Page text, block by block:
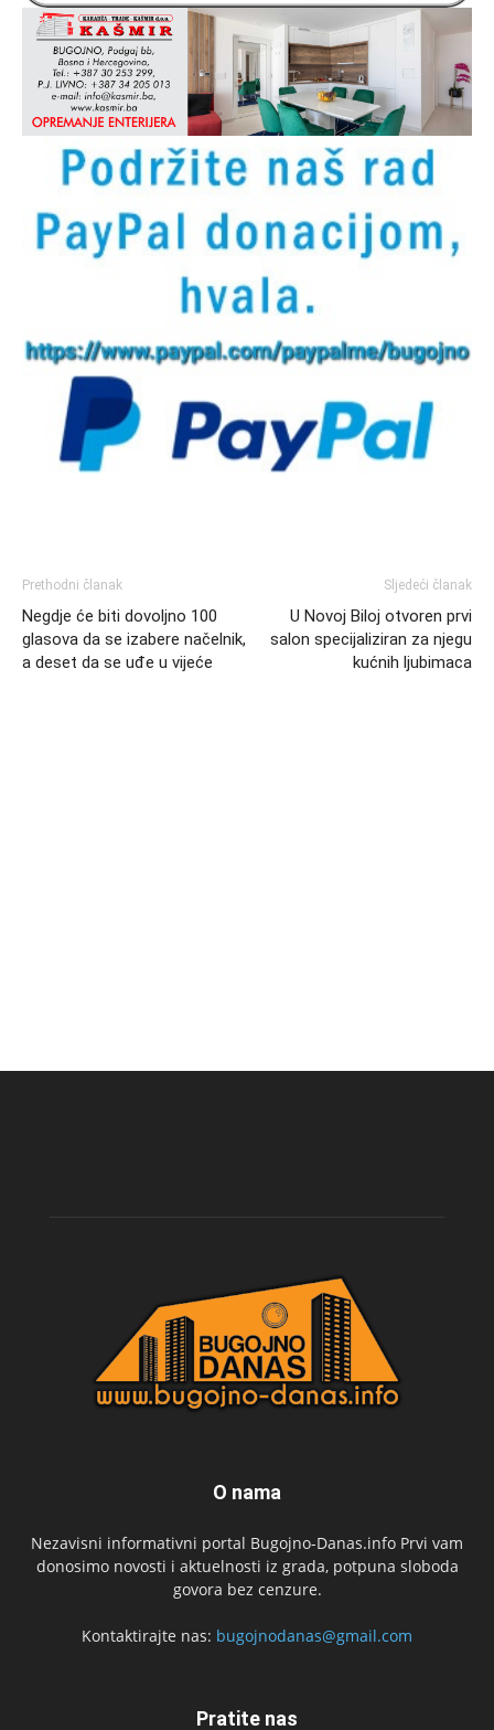
Prethodni članak
Negdje će biti dovoljno 100
glasova da se izabere načelnik,
a deset da se uđe u vijeće
Sljedeći članak
U Novoj Biloj otvoren prvi
salon specijaliziran za njegu
kućnih ljubimaca
O nama
Nezavisni informativni portal Bugojno-Danas.info Prvi vam
donosimo novosti i aktuelnosti iz grada, potpuna sloboda
govora bez cenzure.
Kontaktirajte nas: bugojnodanas@gmail.com
Pratite nas